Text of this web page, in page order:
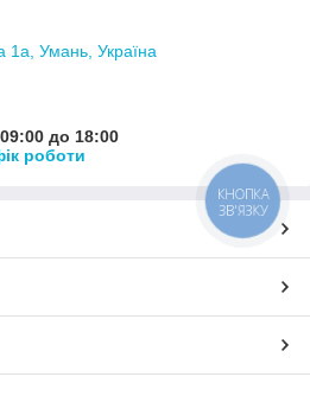
1а, Умань, Україна
до 18:00
роботи
КНОПКА
ЗВ'ЯЗКУ